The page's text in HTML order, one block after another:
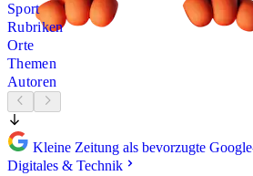
Sport
Rubriken
Orte
Themen
Autoren
Kleine Zeitung als bevorzugte
Digitales & Technik